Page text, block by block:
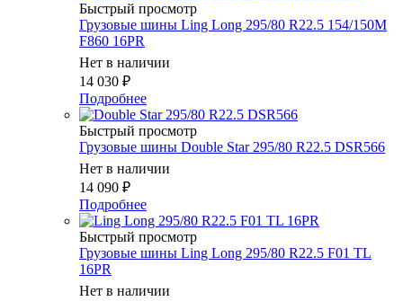
Быстрый просмотр
Грузовые шины Ling Long 295/80 R22.5 154/150M
F860 16PR
Нет в наличии
14 030 ₽
Подробнее
Быстрый просмотр
Грузовые шины Double Star 295/80 R22.5 DSR566
Нет в наличии
14 090 ₽
Подробнее
Быстрый просмотр
Грузовые шины Ling Long 295/80 R22.5 F01 TL
16PR
Нет в наличии